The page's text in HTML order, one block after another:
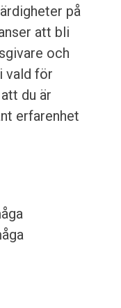
på
att bli
och
vald för
du är
erfarenhet